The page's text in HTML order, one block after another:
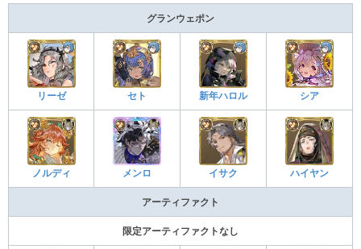
グランウェポン
リーゼ セト 新年ハロル シア
ノルディ メンロ イサク ハイヤン
アーティファクト
限定アーティファクトなし